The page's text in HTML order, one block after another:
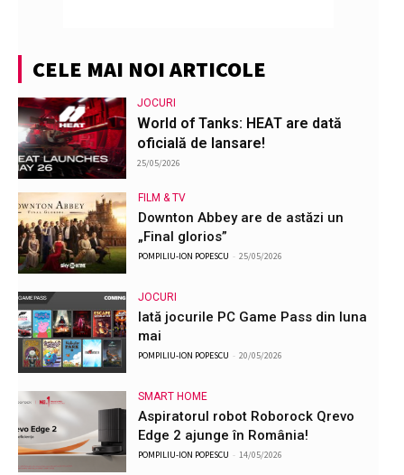
CELE MAI NOI ARTICOLE
JOCURI
World of Tanks: HEAT are dată
oficială de lansare!
25/05/2026
FILM & TV
Downton Abbey are de astăzi un
„Final glorios”
POMPILIU-ION POPESCU - 25/05/2026
JOCURI
Iată jocurile PC Game Pass din luna
mai
POMPILIU-ION POPESCU - 20/05/2026
SMART HOME
Aspiratorul robot Roborock Qrevo
Edge 2 ajunge în România!
POMPILIU-ION POPESCU - 14/05/2026